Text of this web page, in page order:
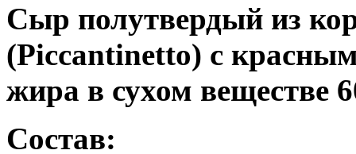
Сыр полутвердый из
(Piccantinetto) с
жира в сухом веществе
Состав: